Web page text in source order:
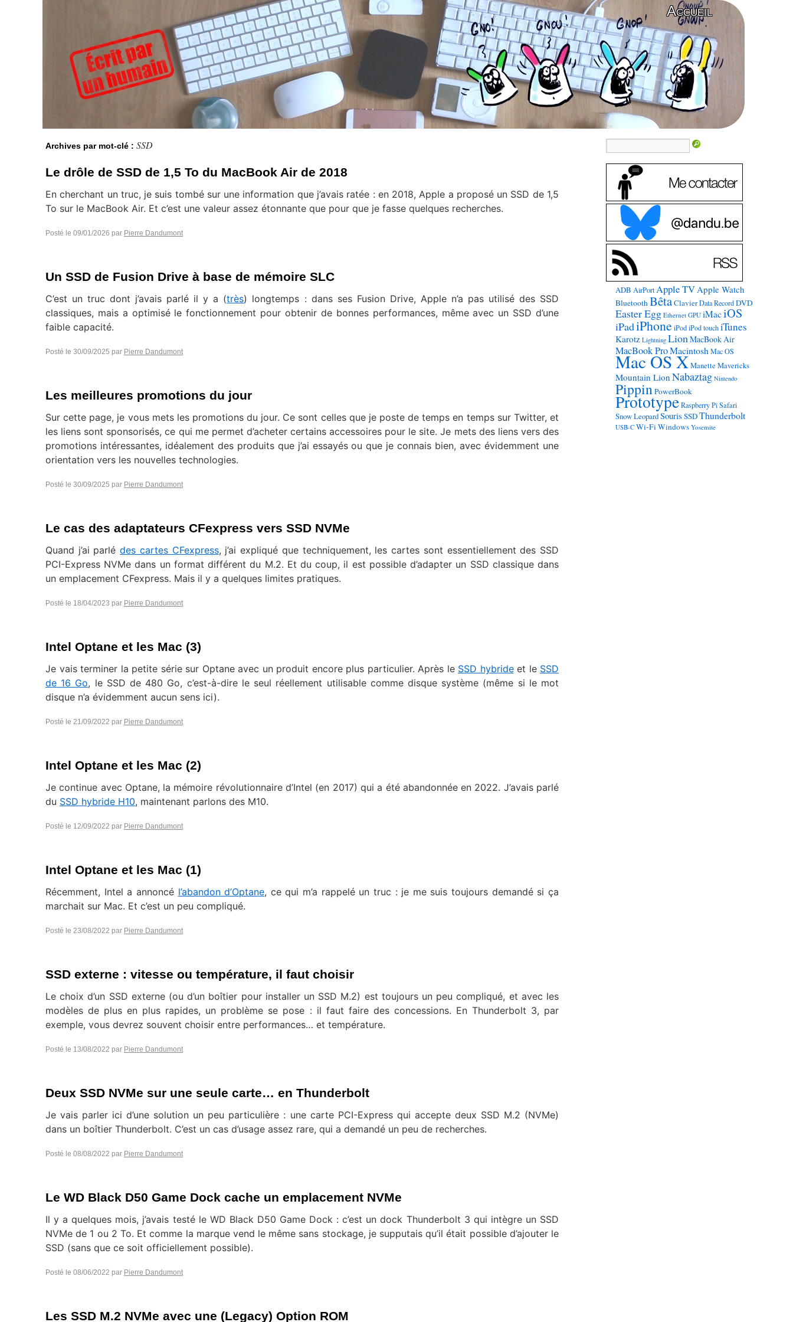
Accueil
Archives par mot-clé : SSD
Le drôle de SSD de 1,5 To du MacBook Air de 2018
En cherchant un truc, je suis tombé sur une information que j’avais ratée : en 2018, Apple a proposé un SSD de 1,5
To sur le MacBook Air. Et c’est une valeur assez étonnante que pour que je fasse quelques recherches.
Posté le 09/01/2026 par Pierre Dandumont
Un SSD de Fusion Drive à base de mémoire SLC
C’est un truc dont j’avais parlé il y a (très) longtemps : dans ses Fusion Drive, Apple n’a pas utilisé des SSD
classiques, mais a optimisé le fonctionnement pour obtenir de bonnes performances, même avec un SSD d’une
faible capacité.
Posté le 30/09/2025 par Pierre Dandumont
Les meilleures promotions du jour
Sur cette page, je vous mets les promotions du jour. Ce sont celles que je poste de temps en temps sur Twitter, et
les liens sont sponsorisés, ce qui me permet d’acheter certains accessoires pour le site. Je mets des liens vers des
promotions intéressantes, idéalement des produits que j’ai essayés ou que je connais bien, avec évidemment une
orientation vers les nouvelles technologies.
Posté le 30/09/2025 par Pierre Dandumont
Le cas des adaptateurs CFexpress vers SSD NVMe
Quand j’ai parlédes cartes CFexpress, j’ai expliqué que techniquement, les cartes sont essentiellement des SSD
PCI-Express NVMe dans un format différent du M.2. Et du coup, il est possible d’adapter un SSD classique dans
un emplacement CFexpress. Mais il y a quelques limites pratiques.
Posté le 18/04/2023 par Pierre Dandumont
Intel Optane et les Mac (3)
Je vais terminer la petite série sur Optane avec un produit encore plus particulier. Après le SSD hybrideet le SSD
de 16 Go, le SSD de 480 Go, c’est-à-dire le seul réellement utilisable comme disque système (même si le mot
disque n’a évidemment aucun sens ici).
Posté le 21/09/2022 par Pierre Dandumont
Intel Optane et les Mac (2)
Je continue avec Optane, la mémoire révolutionnaire d’Intel (en 2017) qui a été abandonnée en 2022. J’avais parlé
du SSD hybride H10, maintenant parlons des M10.
Posté le 12/09/2022 par Pierre Dandumont
Intel Optane et les Mac (1)
Récemment, Intel a annoncé l’abandon d’Optane, ce qui m’a rappelé un truc : je me suis toujours demandé si ça
marchait sur Mac. Et c’est un peu compliqué.
Posté le 23/08/2022 par Pierre Dandumont
SSD externe : vitesse ou température, il faut choisir
Le choix d’un SSD externe (ou d’un boîtier pour installer un SSD M.2) est toujours un peu compliqué, et avec les
modèles de plus en plus rapides, un problème se pose : il faut faire des concessions. En Thunderbolt 3, par
exemple, vous devrez souvent choisir entre performances… et température.
Posté le 13/08/2022 par Pierre Dandumont
Deux SSD NVMe sur une seule carte… en Thunderbolt
Je vais parler ici d’une solution un peu particulière : une carte PCI-Express qui accepte deux SSD M.2 (NVMe)
dans un boîtier Thunderbolt. C’est un cas d’usage assez rare, qui a demandé un peu de recherches.
Posté le 08/08/2022 par Pierre Dandumont
Le WD Black D50 Game Dock cache un emplacement NVMe
Il y a quelques mois, j’avais testé le WD Black D50 Game Dock : c’est un dock Thunderbolt 3 qui intègre un SSD
NVMe de 1 ou 2 To. Et comme la marque vend le même sans stockage, je supputais qu’il était possible d’ajouter le
SSD (sans que ce soit officiellement possible).
Posté le 08/06/2022 par Pierre Dandumont
Les SSD M.2 NVMe avec une (Legacy) Option ROM
ADB AirPort Apple TVApple Watch
BluetoothBêtaClavier Data Record DVD
Easter Egg Ethernet GPU iMaciOS
iPadiPhone iPod iPod touch iTunes
Karotz Lightning LionMacBook Air
MacBook ProMacintosh Mac OS
Mac OS X Manette Mavericks
Mountain Lion Nabaztag Nintendo
PippinPowerBook
Prototype Raspberry Pi Safari
Snow LeopardSouris SSDThunderbolt
USB-C Wi-FiWindows Yosemite